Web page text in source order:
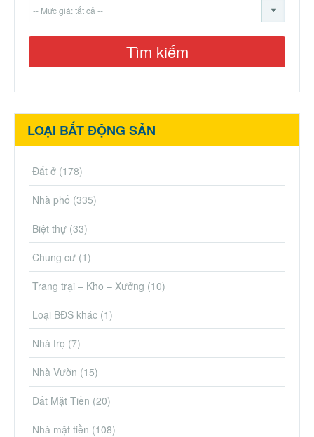
LOẠI BẤT ĐỘNG SẢN
Đất ở (178)
Nhà phố (335)
Biệt thự (33)
Chung cư (1)
Trang trại – Kho – Xưởng (10)
Loại BĐS khác (1)
Nhà trọ (7)
Nhà Vườn (15)
Đất Mặt Tiền (20)
Nhà mặt tiền (108)